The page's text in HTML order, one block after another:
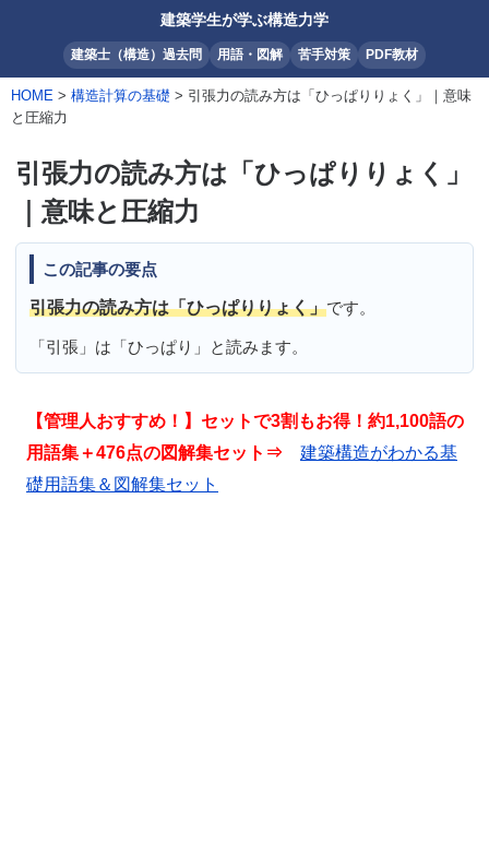
建築学生が学ぶ構造力学
建築士（構造）過去問 用語・図解 苦手対策 PDF教材
HOME > 構造計算の基礎 > 引張力の読み方は「ひっぱりりょく」｜意味
と圧縮力
引張力の読み方は「ひっぱりりょく」
｜意味と圧縮力
この記事の要点
引張力の読み方は「ひっぱりりょく」です。
「引張」は「ひっぱり」と読みます。
【管理人おすすめ！】セットで3割もお得！約1,100語の
用語集＋476点の図解集セット⇒ 建築構造がわかる基
礎用語集＆図解集セット